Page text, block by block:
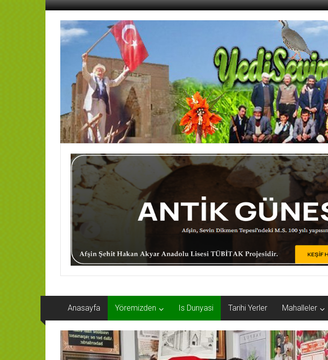
İçeriğe
AFŞİN
YEDİSEVİN
HABER
Kahramanmaraş,Afşin,Sevin
Köyleri
Tanıtım
ve
Haber
Portalı
Anasayfa Yöremizden Is Dunyasi Tarihi Yerler Mahalleler